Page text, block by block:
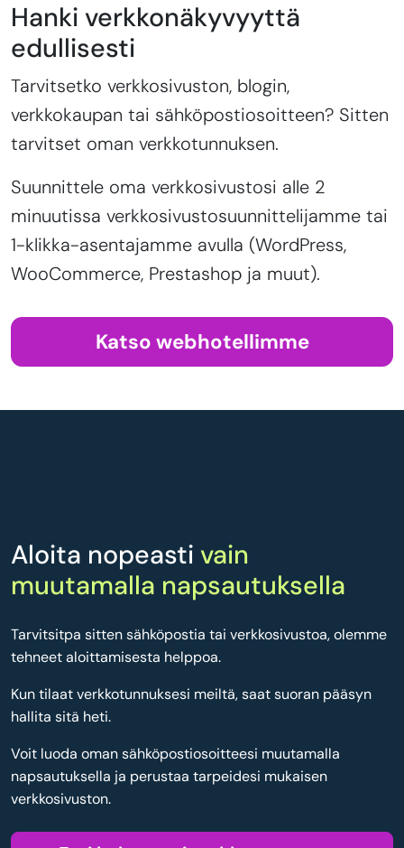
Hanki verkkonäkyvyyttä
edullisesti
Tarvitsetko verkkosivuston, blogin,
verkkokaupan tai sähköpostiosoitteen? Sitten
tarvitset oman verkkotunnuksen.
Suunnittele oma verkkosivustosi alle 2
minuutissa verkkosivustosuunnittelijamme tai
1-klikka-asentajamme avulla (WordPress,
WooCommerce, Prestashop ja muut).
Katso webhotellimme
Aloita nopeasti vain
muutamalla napsautuksella
Tarvitsitpa sitten sähköpostia tai verkkosivustoa, olemme
tehneet aloittamisesta helppoa.
Kun tilaat verkkotunnuksesi meiltä, saat suoran pääsyn
hallita sitä heti.
Voit luoda oman sähköpostiosoitteesi muutamalla
napsautuksella ja perustaa tarpeidesi mukaisen
verkkosivuston.